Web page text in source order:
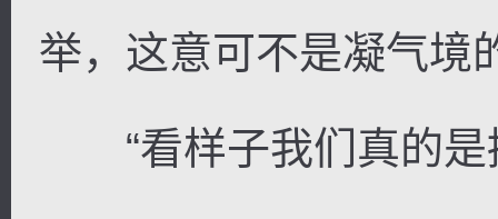
举，这意可不是凝气境
“看样子我们真的是